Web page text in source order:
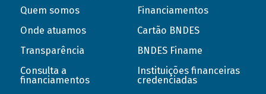
Quem somos
Onde atuamos
Transparência
Consulta a
financiamentos
Financiamentos
Cartão BNDES
BNDES Finame
Instituições financeiras
credenciadas